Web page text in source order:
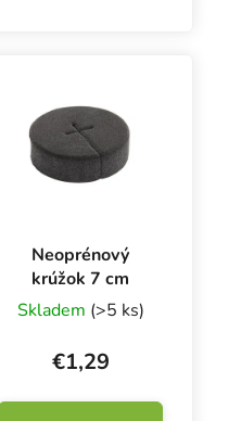
vode, živinám a kyslíku.
Neoprénový
krúžok 7 cm
Skladem (>5 ks)
€1,29